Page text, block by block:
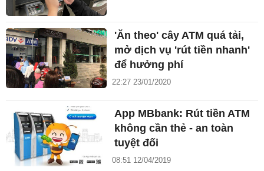
'Ăn theo' cây ATM quá tải,
mở dịch vụ 'rút tiền nhanh'
để hưởng phí
22:27 23/01/2020
App MBbank: Rút tiền ATM
không cần thẻ - an toàn
tuyệt đối
08:51 12/04/2019